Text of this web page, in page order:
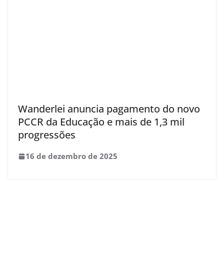
Wanderlei anuncia pagamento do novo
PCCR da Educação e mais de 1,3 mil
progressões
16 de dezembro de 2025